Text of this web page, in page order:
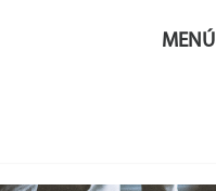
MENÚ